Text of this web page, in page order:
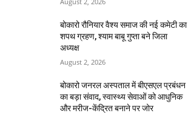
बोकारो रौनियार वैश्य समाज की नई कमेटी का
शपथ ग्रहण, श्याम बाबू गुप्ता बने जिला
अध्यक्ष
August 2, 2026
बोकारो जनरल अस्पताल में बीएसएल प्रबंधन
का बड़ा संवाद, स्वास्थ्य सेवाओं को आधुनिक
और मरीज-केंद्रित बनाने पर जोर